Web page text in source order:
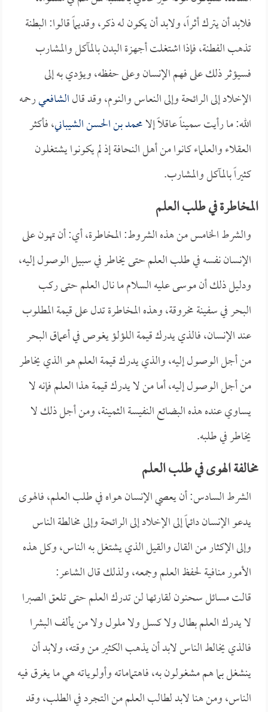
فلابد أن يترك أثراً، ولابد أن يكون له ذكر، وقديماً قالوا: البطنة
تذهب الفطنة، فإذا اشتغلت أجهزة البدن بالمآكل والمشارب
فسيؤثر ذلك على فهم الإنسان وعلى حفظه، ويؤدي به إلى
الإخلاد إلى الرائحة وإلى النعاس والنوم، وقد قالالشافعيرحمه
الله: ما رأيت سميناً عاقلاً إلامحمد بن الحسن الشيباني، فأكثر
العقلاء والعلماء كانوا من أهل النحافة إذ لم يكونوا يشتغلون
كثيراً بالمآكل والمشارب.
المخاطرة في طلب العلم
والشرط الخامس من هذه الشروط: المخاطرة، أي: أن تهون على
الإنسان نفسه في طلب العلم حتى يخاطر في سبيل الوصول إليه،
ودليل ذلك أن موسى عليه السلام ما نال العلم حتى ركب
البحر في سفينة مخروقة، وهذه المخاطرة تدل على قيمة المطلوب
عند الإنسان، فالذي يدرك قيمة اللؤلؤ يغوص في أعماق البحر
من أجل الوصول إليه، والذي يدرك قيمة العلم هو الذي يخاطر
من أجل الوصول إليه، أما من لا يدرك قيمة هذا العلم فإنه لا
يساوي عنده هذه البضائع النفيسة الثمينة، ومن أجل ذلك لا
يخاطر في طلبه.
مخالفة الهوى في طلب العلم
الشرط السادس: أن يعصي الإنسان هواه في طلب العلم، فالهوى
يدعو الإنسان دائماً إلى الإخلاد إلى الرائحة وإلى مخالطة الناس
وإلى الإكثار من القال والقيل الذي يشتغل به الناس، وكل هذه
الأمور منافية لحفظ العلم وجمعه، ولذلك قال الشاعر:
قالت مسائل سحنون لقارئها لن تدرك العلم حتى تلعق الصبرا
لا يدرك العلم بطال ولا كسل ولا ملول ولا من يألف البشرا
فالذي يخالط الناس لابد أن يذهب الكثير من وقته، ولابد أن
ينشغل بما هم مشغولون به، فاهتماماته وأولوياته هي ما يغرق فيه
الناس، ومن هنا لابد لطالب العلم من التجرد في الطلب، وقد